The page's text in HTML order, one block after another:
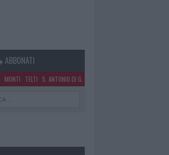
ABBONATI
MONTI TELTI S. ANTONIO DI G.